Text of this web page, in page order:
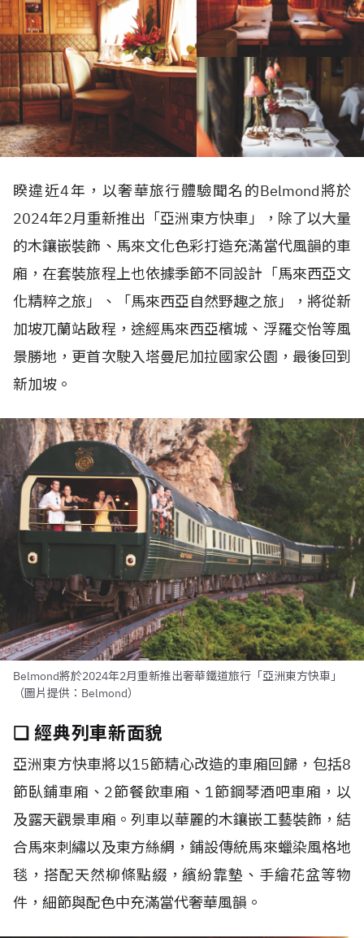
睽違近4年，以奢華旅行體驗聞名的Belmond將於
2024年2月重新推出「亞洲東方快車」，除了以大量
的木鑲嵌裝飾、馬來文化色彩打造充滿當代風韻的車
廂，在套裝旅程上也依據季節不同設計「馬來西亞文
化精粹之旅」、「馬來西亞自然野趣之旅」，將從新
加坡兀蘭站啟程，途經馬來西亞檳城、浮羅交怡等風
景勝地，更首次駛入塔曼尼加拉國家公園，最後回到
新加坡。
Belmond將於2024年2月重新推出奢華鐵道旅行「亞洲東方快車」
（圖片提供：Belmond）
❏ 經典列車新面貌
亞洲東方快車將以15節精心改造的車廂回歸，包括8
節臥鋪車廂、2節餐飲車廂、1節鋼琴酒吧車廂，以
及露天觀景車廂。列車以華麗的木鑲嵌工藝裝飾，結
合馬來刺繡以及東方絲綢，鋪設傳統馬來蠟染風格地
毯，搭配天然柳條點綴，繽紛靠墊、手繪花盆等物
件，細節與配色中充滿當代奢華風韻。